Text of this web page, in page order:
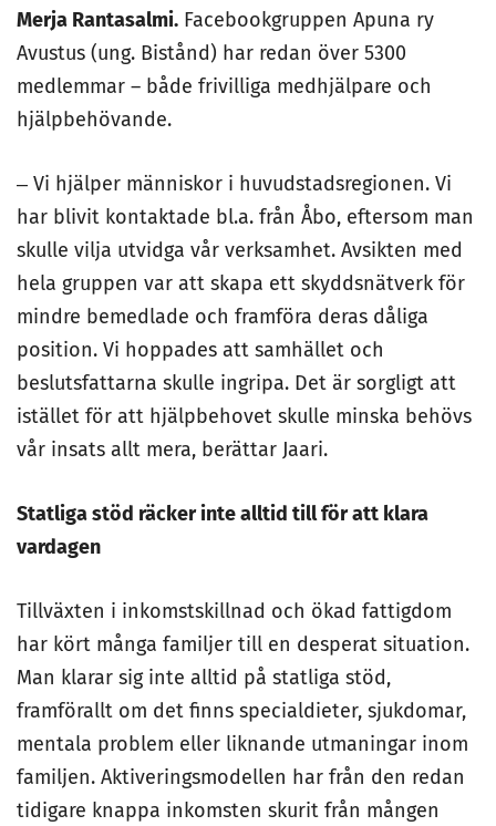
Merja Rantasalmi. Facebookgruppen Apuna ry
Avustus (ung. Bistånd) har redan över 5300
medlemmar – både frivilliga medhjälpare och
hjälpbehövande.
‒ Vi hjälper människor i huvudstadsregionen. Vi
har blivit kontaktade bl.a. från Åbo, eftersom man
skulle vilja utvidga vår verksamhet. Avsikten med
hela gruppen var att skapa ett skyddsnätverk för
mindre bemedlade och framföra deras dåliga
position. Vi hoppades att samhället och
beslutsfattarna skulle ingripa. Det är sorgligt att
istället för att hjälpbehovet skulle minska behövs
vår insats allt mera, berättar Jaari.
Statliga stöd räcker inte alltid till för att klara
vardagen
Tillväxten i inkomstskillnad och ökad fattigdom
har kört många familjer till en desperat situation.
Man klarar sig inte alltid på statliga stöd,
framförallt om det finns specialdieter, sjukdomar,
mentala problem eller liknande utmaningar inom
familjen. Aktiveringsmodellen har från den redan
tidigare knappa inkomsten skurit från mången